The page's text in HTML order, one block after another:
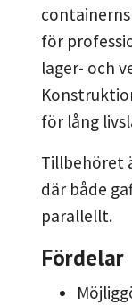
för
lager- och
för lång
Tillbehöret
där både
parallellt.
Fördelar